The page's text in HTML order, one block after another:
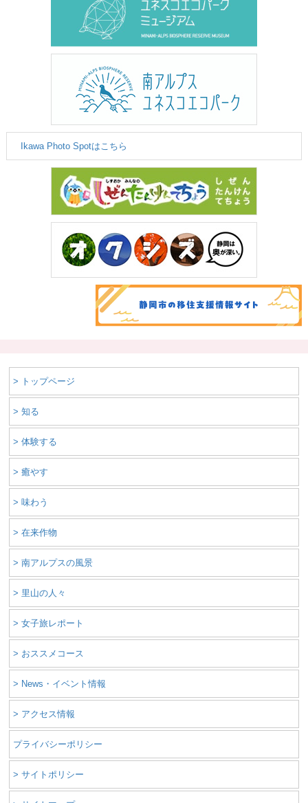
Ikawa Photo Spotはこちら
> トップページ
> 知る
> 体験する
> 癒やす
> 味わう
> 在来作物
> 南アルプスの風景
> 里山の人々
> 女子旅レポート
> おススメコース
> News・イベント情報
> アクセス情報
プライバシーポリシー
> サイトポリシー